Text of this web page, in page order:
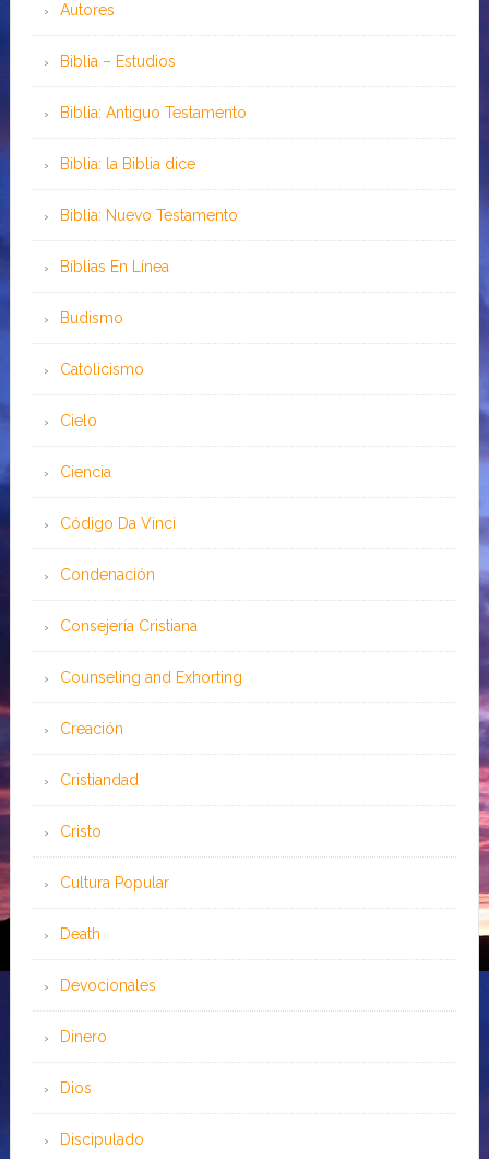
Autores
Biblia – Estudios
Biblia: Antiguo Testamento
Biblia: la Biblia dice
Biblia: Nuevo Testamento
Bíblias En Línea
Budismo
Catolicismo
Cielo
Ciencia
Código Da Vinci
Condenación
Consejería Cristiana
Counseling and Exhorting
Creación
Cristiandad
Cristo
Cultura Popular
Death
Devocionales
Dinero
Dios
Discipulado